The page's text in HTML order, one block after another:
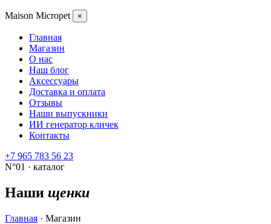
Maison Micropet ×
Главная
Магазин
О нас
Наш блог
Аксессуары
Доставка и оплата
Отзывы
Наши выпускники
ИИ генератор кличек
Контакты
+7 965 783 56 23
N°01 · каталог
Наши щенки
Главная · Магазин